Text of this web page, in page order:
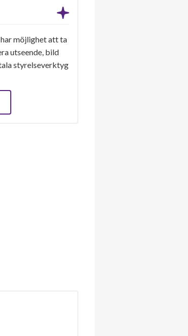
har möjlighet att ta
utseende, bild
styrelseverktyg